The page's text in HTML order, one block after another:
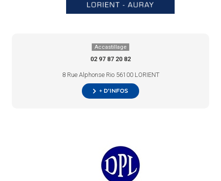
Accastillage
02 97 87 20 82
8 Rue Alphonse Rio 56100 LORIENT
+ d’infos